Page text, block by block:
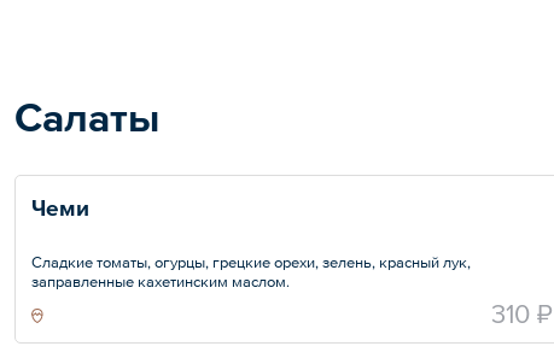
Салаты
Чеми
Сладкие томаты, огурцы, грецкие орехи, зелень, красный лук,
заправленные кахетинским маслом.
310 ₽